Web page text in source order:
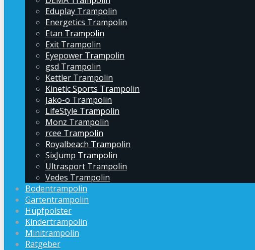
Eduplay Trampolin
Energetics Trampolin
Etan Trampolin
Exit Trampolin
Eyepower Trampolin
gsd Trampolin
Kettler Trampolin
Kinetic Sports Trampolin
Jako-o Trampolin
LifeStyle Trampolin
Monz Trampolin
rcee Trampolin
Royalbeach Trampolin
SixJump Trampolin
Ultrasport Trampolin
Vedes Trampolin
Bodentrampolin
Gartentrampolin
Hüpfpolster
Kindertrampolin
Minitrampolin
Ratgeber